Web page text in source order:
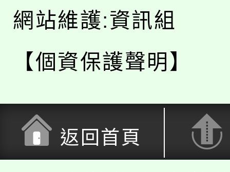
網站維護:資訊組
【個資保護聲明】
返回首頁